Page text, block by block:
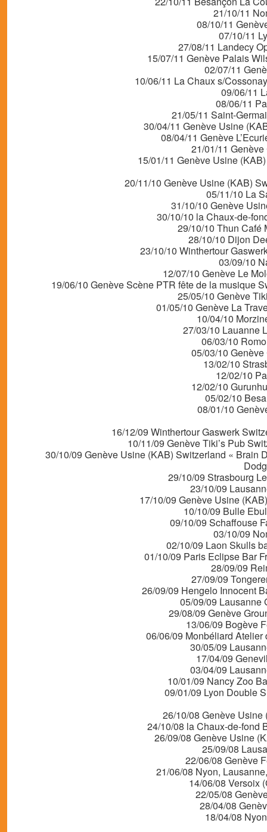
21/10/11
08/10/11
07/10/11
27/08/11 Landecy
15/07/11 Genève Palais
02/07/11
10/06/11 La Chaux s/
09/06/11
08/06/11
21/05/11 Saint-
30/04/11 Genève Usine
08/04/11 Genève
21/01/11
15/01/11 Genève Usine
20/11/10 Genève Usine (KAB)
05/11/10 La
31/10/10 Genève
30/10/10 la Chaux-de-
29/10/10 Thun Café
28/10/10 Dijon
23/10/10 Winthertour
03/09/10
12/07/10 Genève Le
19/06/10 Genève Scène PTR fête de la musique
25/05/10 Genève
01/05/10 Genève La
10/04/10
27/03/10 Lauanne
06/03/10
05/03/10
13/02/10
12/02/10
12/02/10
05/02/10
08/01/10
16/12/09 Winthertour Gaswerk
10/11/09 Genève Tiki’s Pub
30/10/09 Genève Usine (KAB) Switzerland « Brain
29/10/09 Strasbourg
23/10/09
17/10/09 Genève Usine
10/10/09 Bulle
09/10/09 Schaffouse
03/10/09
02/10/09 Laon Skulls
01/10/09 Paris Eclipse Bar
28/09/09
27/09/09
26/09/09 Hengelo Innocent
05/09/09 Lausanne
29/08/09 Genève
13/06/09 Bogève
06/06/09 Monbéliard
30/05/09
17/04/09
03/04/09
10/01/09 Nancy Zoo
09/01/09 Lyon Double
26/10/08 Genève
24/10/08 la Chaux-de-fond
26/09/08 Genève Usine
25/09/08
22/06/08 Genève
21/06/08 Nyon,
14/06/08 Versoix
22/05/08
28/04/08
18/04/08